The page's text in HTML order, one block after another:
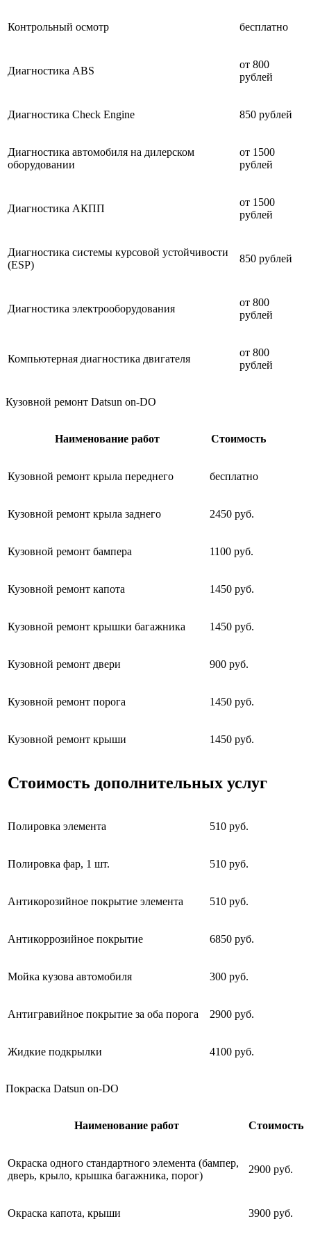
Контрольный осмотр бесплатно
Диагностика ABS
от 800
рублей
Диагностика Check Engine 850 рублей
Диагностика автомобиля на дилерском
оборудовании
от 1500
рублей
Диагностика АКПП
от 1500
рублей
Диагностика системы курсовой устойчивости
(ESP)
850 рублей
Диагностика электрооборудования
от 800
рублей
Компьютерная диагностика двигателя
от 800
рублей
Кузовной ремонт Datsun on-DO
Наименование работ Стоимость
Кузовной ремонт крыла переднего бесплатно
Кузовной ремонт крыла заднего 2450 руб.
Кузовной ремонт бампера 1100 руб.
Кузовной ремонт капота 1450 руб.
Кузовной ремонт крышки багажника 1450 руб.
Кузовной ремонт двери 900 руб.
Кузовной ремонт порога 1450 руб.
Кузовной ремонт крыши 1450 руб.
Стоимость дополнительных услуг
Полировка элемента 510 руб.
Полировка фар, 1 шт. 510 руб.
Антикорозийное покрытие элемента 510 руб.
Антикоррозийное покрытие 6850 руб.
Мойка кузова автомобиля 300 руб.
Антигравийное покрытие за оба порога 2900 руб.
Жидкие подкрылки 4100 руб.
Покраска Datsun on-DO
Наименование работ Стоимость
Окраска одного стандартного элемента (бампер,
дверь, крыло, крышка багажника, порог)
2900 руб.
Окраска капота, крыши 3900 руб.